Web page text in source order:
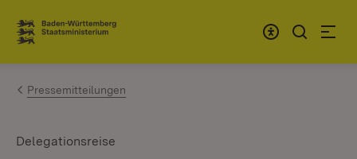
Zum Inhalt springen
Link zur Startseite
Pressemitteilungen
Delegationsreise